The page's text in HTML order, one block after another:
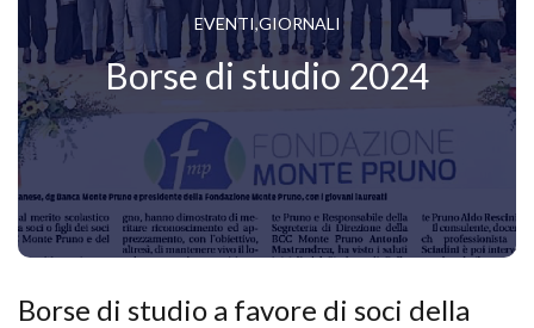
EVENTI,GIORNALI
Borse di studio 2024
Borse di studio a favore di soci della